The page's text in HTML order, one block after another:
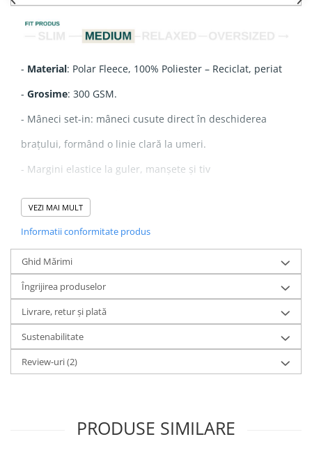
- Material: Polar Fleece, 100% Poliester – Reciclat, periat
- Grosime: 300 GSM.
- Mâneci set-in: mâneci cusute direct în deschiderea
brațului, formând o linie clară la umeri.
- Margini elastice la guler, manșete și tiv
exterior.
VEZI MAI MULT
Informatii conformitate produs
Ghid Mărimi
Îngrijirea produselor
Livrare, retur și plată
Sustenabilitate
Review-uri(2)
PRODUSE SIMILARE